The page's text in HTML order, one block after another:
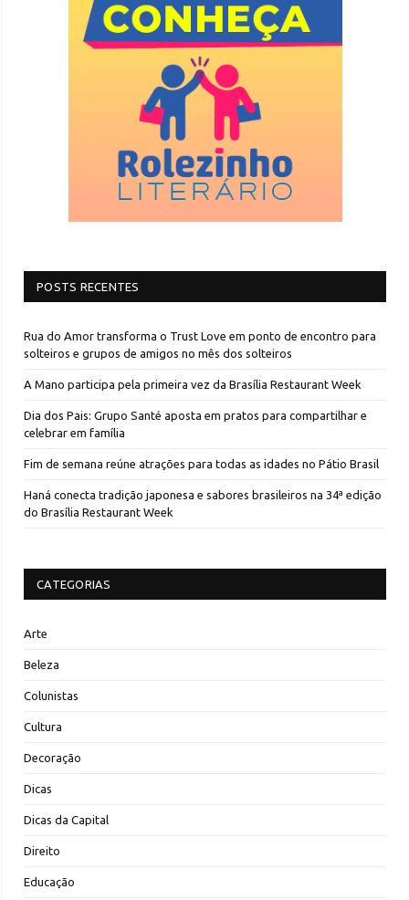
POSTS RECENTES
Rua do Amor transforma o Trust Love em ponto de encontro para
solteiros e grupos de amigos no mês dos solteiros
A Mano participa pela primeira vez da Brasília Restaurant Week
Dia dos Pais: Grupo Santé aposta em pratos para compartilhar e
celebrar em família
Fim de semana reúne atrações para todas as idades no Pátio Brasil
Haná conecta tradição japonesa e sabores brasileiros na 34ª edição
do Brasília Restaurant Week
CATEGORIAS
Arte
Beleza
Colunistas
Cultura
Decoração
Dicas
Dicas da Capital
Direito
Educação